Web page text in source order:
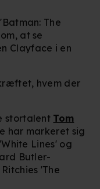
The
at se
Clayface i en
hvem der
stortalent Tom
har markeret sig
Lines' og
Butler-
'The